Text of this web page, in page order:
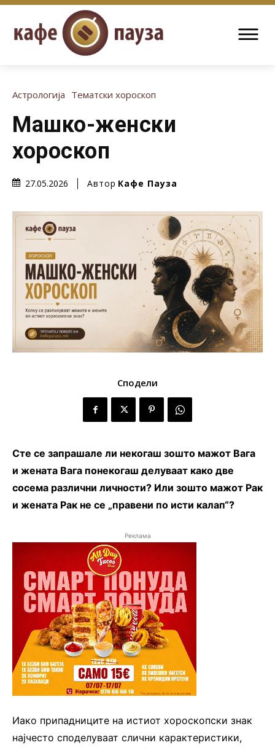
Астрологија Тематски хороскоп
Машко-женски
хороскоп
27.05.2026 Автор Кафе Пауза
Сподели
Сте се запрашале ли некогаш зошто мажот Вага
и жената Вага понекогаш делуваат како две
сосема различни личности? Или зошто мажот Рак
и жената Рак не се „правени по исти калап“?
Реклама
Иако припадниците на истиот хороскопски знак
најчесто споделуваат слични карактеристики,